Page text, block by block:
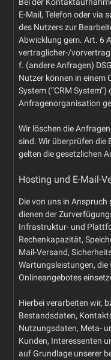
E-Mail, Telefon oder via
des Nutzers zur
Abwicklung gem. Art. 6
vertraglicher-/
f. (andere Anfragen)
Nutzer können in einem
System (“CRM
Anfragenorganisation
Wir löschen die
sind. Wir überprüfen die
gelten die gesetzlichen
Hosting und E-Mail-
Die von uns in
dienen der
Infrastruktur- und
Rechenkapazität,
Mail-Versand,
Wartungsleistungen, die
Onlineangebotes
Hierbei verarbeiten wir,
Bestandsdaten,
Nutzungsdaten, Meta-
Kunden, Interessenten
auf Grundlage unserer